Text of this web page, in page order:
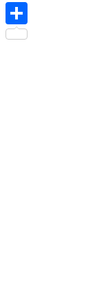
Email
Compartir